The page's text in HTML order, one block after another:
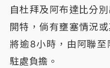
自杜拜及阿布達比分
開特，倘有壅塞情況
將逾8小時，由阿聯
駐處負擔。